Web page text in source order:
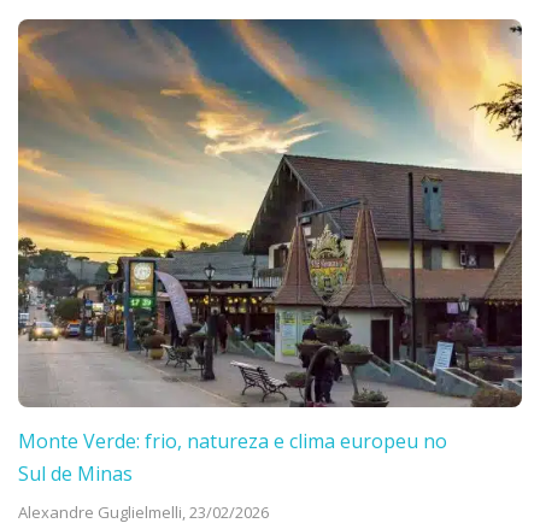
Monte Verde: frio, natureza e clima europeu no
Sul de Minas
Alexandre Guglielmelli, 23/02/2026